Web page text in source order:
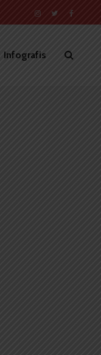
Infografis